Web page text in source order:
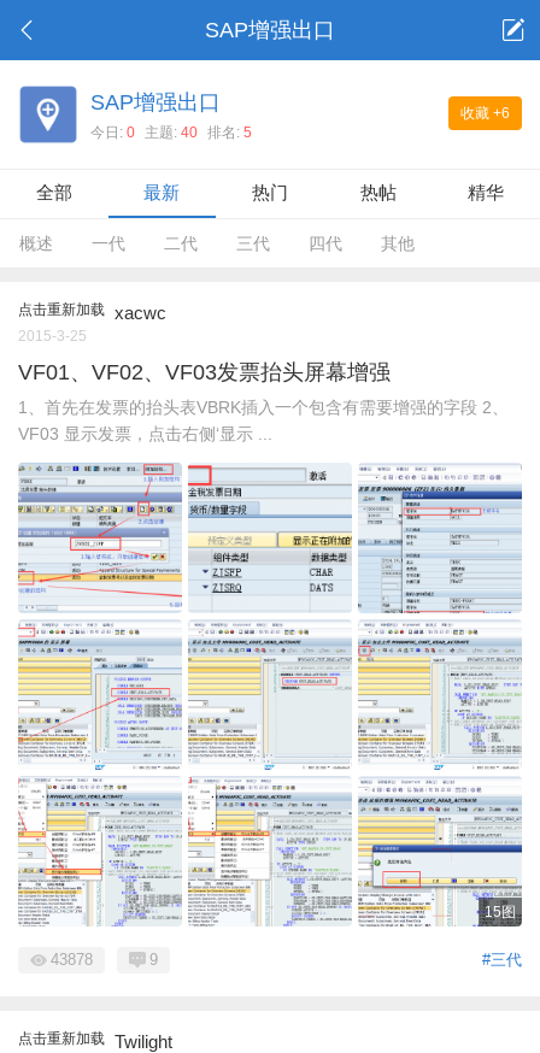
SAP增强出口
收藏 +6
SAP增强出口
今日: 0 主题: 40 排名: 5
全部 最新 热门 热帖 精华
概述 一代 二代 三代 四代 其他
点击重新加载 xacwc
2015-3-25
VF01、VF02、VF03发票抬头屏幕增强
1、首先在发票的抬头表VBRK插入一个包含有需要增强的字段 2、
VF03 显示发票，点击右侧‘显示 ...
15图
#三代
43878 9
点击重新加载 Twilight